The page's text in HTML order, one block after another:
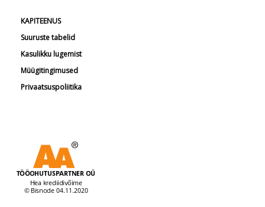
KAPITEENUS
Suuruste tabelid
Kasulikku lugemist
Müügitingimused
Privaatsuspoliitika